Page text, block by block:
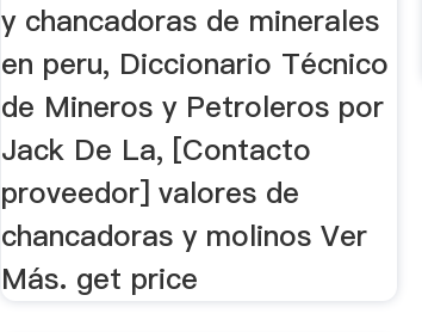
y chancadoras de minerales
en peru, Diccionario Técnico
de Mineros y Petroleros por
Jack De La, [Contacto
proveedor] valores de
chancadoras y molinos Ver
Más. get price